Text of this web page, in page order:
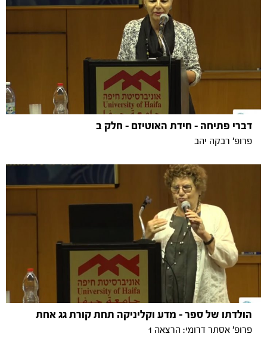
דברי פתיחה - חידת האוטיזם - חלק ב
פרופ' רבקה יהב
הולדתו של ספר - מדע וקליניקה תחת קורת גג אחת
פרופ' אסתר דרומי: הרצאה 1